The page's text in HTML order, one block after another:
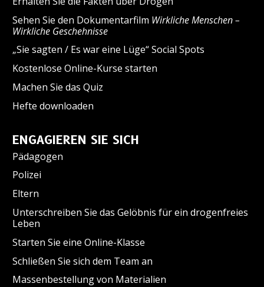
Sehen Sie den Dokumentarfilm Wirkliche Menschen –
Wirkliche Geschehnisse
„Sie sagten / Es war eine Lüge“ Social Spots
Kostenlose Online-Kurse starten
Machen Sie das Quiz
Hefte downloaden
ENGAGIEREN SIE SICH
Pädagogen
Polizei
Eltern
Unterschreiben Sie das Gelöbnis für ein drogenfreies
Leben
Starten Sie eine Online-Klasse
Schließen Sie sich dem Team an
Massenbestellung von Materialien